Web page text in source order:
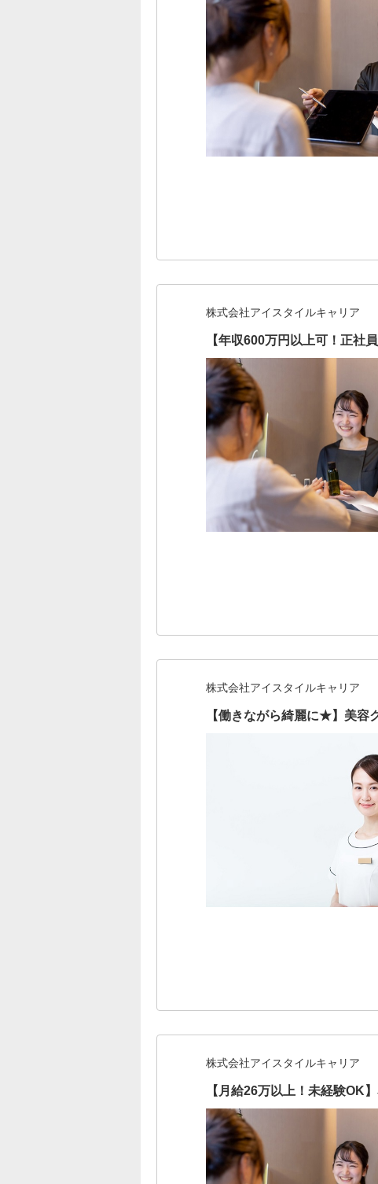
株式会社アイスタイルキャリア
【年収600万円以上可！正社
株式会社アイスタイルキャリア
【働きながら綺麗に★】美容
株式会社アイスタイルキャリア
【月給26万以上！未経験OK